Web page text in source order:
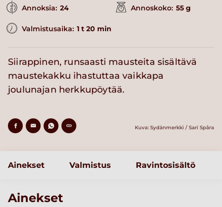
Annoksia: 24 Annoskoko: 55 g
Valmistusaika: 1 t 20 min
Siirappinen, runsaasti mausteita sisältävä
maustekakku ihastuttaa vaikkapa
joulunajan herkkupöytää.
Kuva: Sydänmerkki / Sari Spåra
Ainekset Valmistus Ravintosisältö
Ainekset